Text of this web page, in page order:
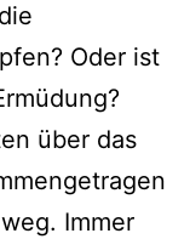
Oder ist
über das
Immer